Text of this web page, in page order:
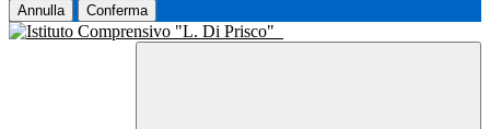
Annulla Conferma